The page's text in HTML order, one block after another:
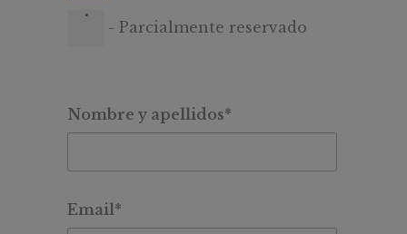
·
- Parcialmente reservado
Nombre y apellidos*
Email*